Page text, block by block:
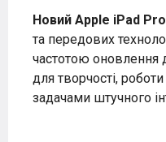
Новий Apple iPad
та передових
частотою оновлення
для творчості,
задачами штучного